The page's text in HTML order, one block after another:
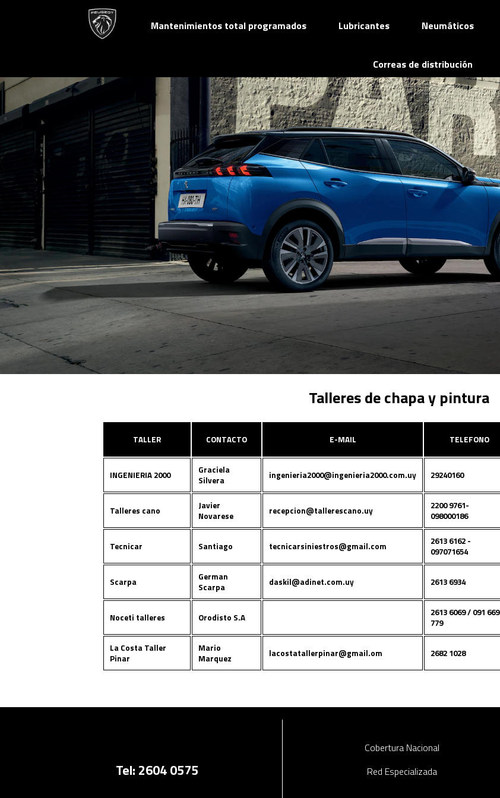
Mantenimientos total programados Lubricantes Neumáticos
Correas de distribución
Talleres de chapa y pintura
TALLER CONTACTO E-MAIL TELEFONO
INGENIERIA 2000
Graciela
Silvera
ingenieria2000@ingenieria2000.com.uy 29240160
Talleres cano
Javier
Novarese
recepcion@tallerescano.uy
2200 9761-
098000186
Tecnicar Santiago tecnicarsiniestros@gmail.com
2613 6162 -
097071654
Scarpa
German
Scarpa
daskil@adinet.com.uy 2613 6934
Noceti talleres Orodisto S.A
2613 6069 / 091 669
779
La Costa Taller
Pinar
Mario
Marquez
lacostatallerpinar@gmail.om 2682 1028
Tel: 2604 0575
Cobertura Nacional
Red Especializada